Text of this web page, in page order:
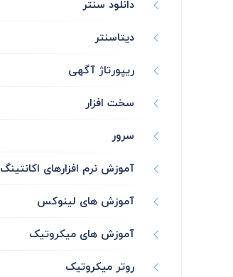
دانلود سنتر
دیتاسنتر
ریپورتاژ آگهی
سخت افزار
سرور
آموزش نرم افزارهای اکانتینگ
آموزش های لینوکس
آموزش های میکروتیک
روتر میکروتیک